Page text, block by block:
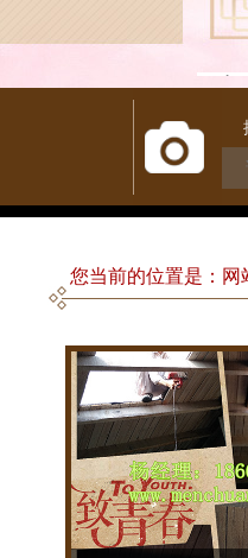
1
您当前的位置是：网